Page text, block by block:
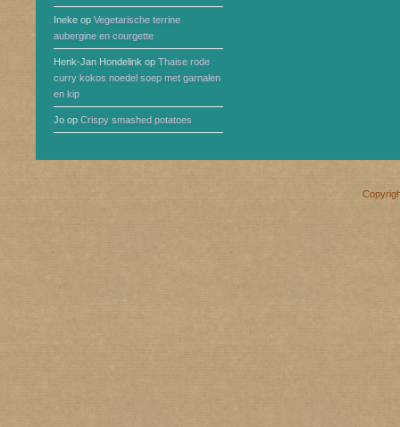
Ineke op Vegetarische terrine
aubergine en courgette
Henk-Jan Hondelink op Thaise rode
curry kokos noedel soep met garnalen
en kip
Jo op Crispy smashed potatoes